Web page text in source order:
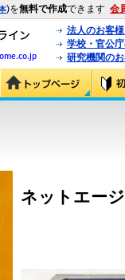
)を無料で作成できます 会
法人のお客
学校・官公
研究機関の
ネットエー